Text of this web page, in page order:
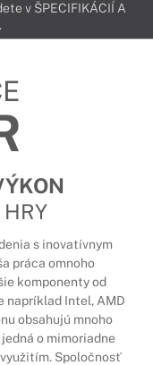
v ŠPECIFIKÁCIÍ A
HRY
s inovatívnym
práca omnoho
komponenty od
napríklad Intel, AMD
obsahujú mnoho
o mimoriadne
Spoločnosť